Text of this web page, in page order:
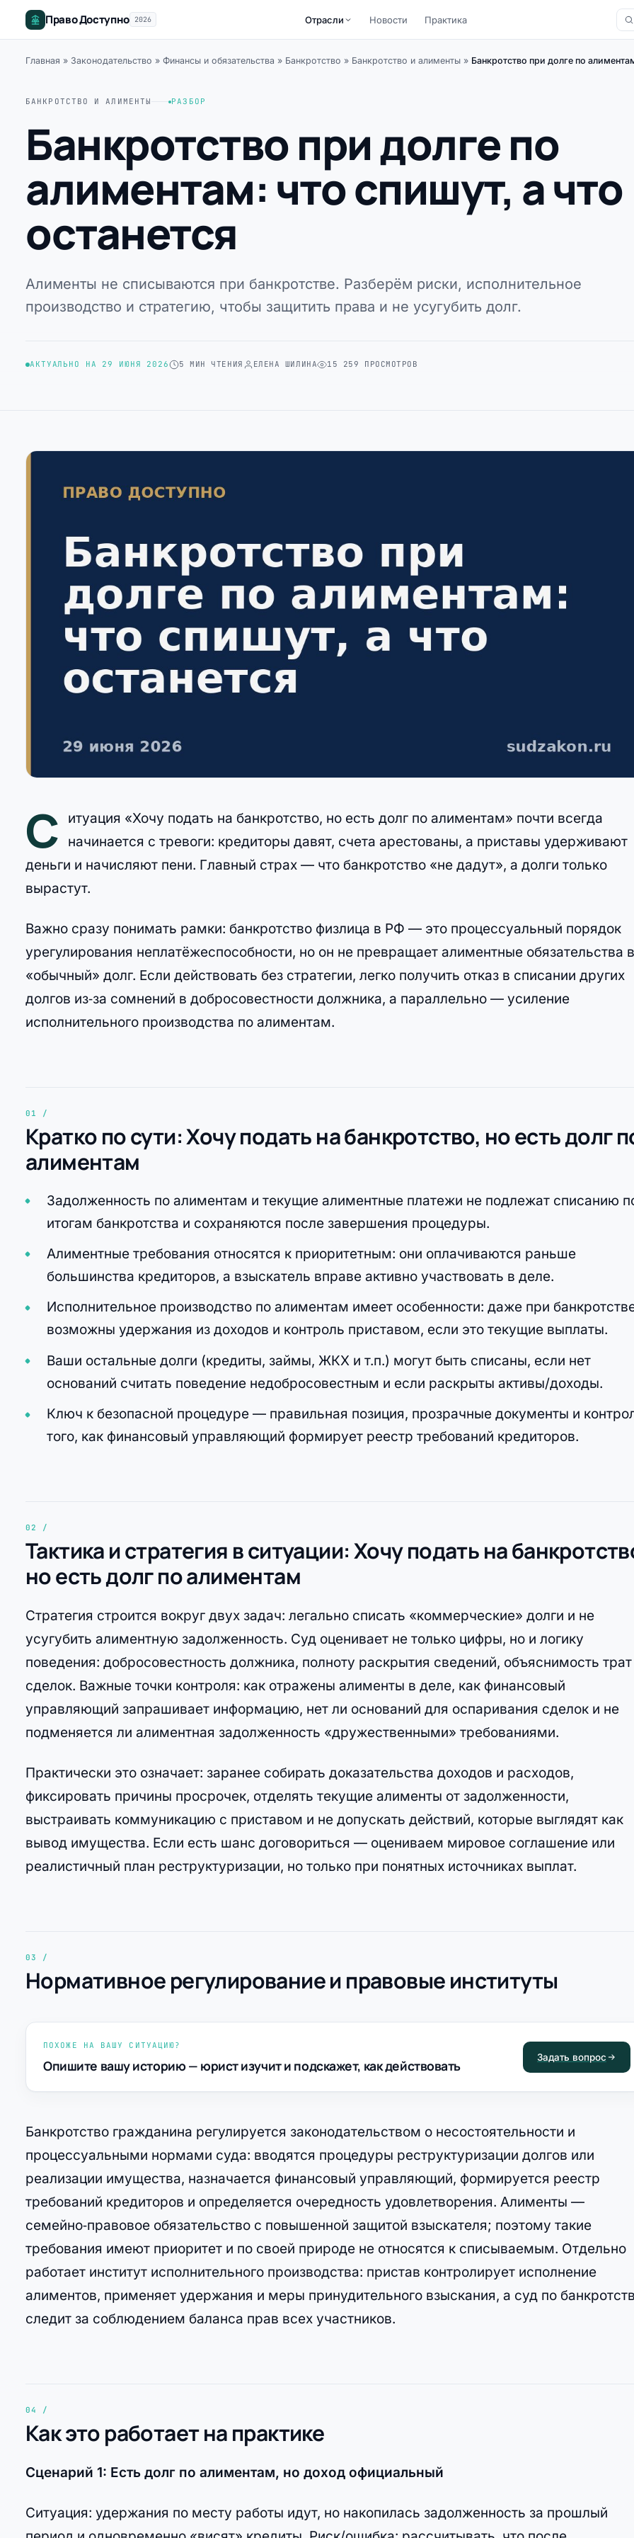
Право Доступно 2026 Отрасли Новости Практика
Главная » Законодательство » Финансы и обязательства » Банкротство » Банкротство и алименты » Банкротство при долге по
БАНКРОТСТВО И АЛИМЕНТЫ РАЗБОР
Банкротство при долге по
алиментам: что спишут, а что
останется
Алименты не списываются при банкротстве. Разберём риски, исполнительное
производство и стратегию, чтобы защитить права и не усугубить долг.
АКТУАЛЬНО НА 29 ИЮНЯ 2026 5 МИН ЧТЕНИЯ ЕЛЕНА ШИЛИНА 15 259 ПРОСМОТРОВ
С
итуация «Хочу подать на банкротство, но есть долг по алиментам» почти всегда
начинается с тревоги: кредиторы давят, счета арестованы, а приставы удерживают
деньги и начисляют пени. Главный страх — что банкротство «не дадут», а долги только
вырастут.
Важно сразу понимать рамки: банкротство физлица в РФ — это процессуальный порядок
урегулирования неплатёжеспособности, но он не превращает алиментные обязательства в
«обычный» долг. Если действовать без стратегии, легко получить отказ в списании других
долгов из‑за сомнений в добросовестности должника, а параллельно — усиление
исполнительного производства по алиментам.
Кратко по сути: Хочу подать на банкротство, но есть долг
алиментам
Задолженность по алиментам и текущие алиментные платежи не подлежат списанию
итогам банкротства и сохраняются после завершения процедуры.
Алиментные требования относятся к приоритетным: они оплачиваются раньше
большинства кредиторов, а взыскатель вправе активно участвовать в деле.
Исполнительное производство по алиментам имеет особенности: даже при
возможны удержания из доходов и контроль приставом, если это текущие выплаты.
Ваши остальные долги (кредиты, займы, ЖКХ и т.п.) могут быть списаны, если нет
оснований считать поведение недобросовестным и если раскрыты активы/доходы.
Ключ к безопасной процедуре — правильная позиция, прозрачные документы и
того, как финансовый управляющий формирует реестр требований кредиторов.
Тактика и стратегия в ситуации: Хочу подать на
но есть долг по алиментам
Стратегия строится вокруг двух задач: легально списать «коммерческие» долги и не
усугубить алиментную задолженность. Суд оценивает не только цифры, но и логику
поведения: добросовестность должника, полноту раскрытия сведений, объяснимость
сделок. Важные точки контроля: как отражены алименты в деле, как финансовый
управляющий запрашивает информацию, нет ли оснований для оспаривания сделок и не
подменяется ли алиментная задолженность «дружественными» требованиями.
Практически это означает: заранее собирать доказательства доходов и расходов,
фиксировать причины просрочек, отделять текущие алименты от задолженности,
выстраивать коммуникацию с приставом и не допускать действий, которые выглядят как
вывод имущества. Если есть шанс договориться — оцениваем мировое соглашение или
реалистичный план реструктуризации, но только при понятных источниках выплат.
Нормативное регулирование и правовые институты
ПОХОЖЕ НА ВАШУ СИТУАЦИЮ?
Опишите вашу историю — юрист изучит и подскажет, как действовать
Задать вопрос
Банкротство гражданина регулируется законодательством о несостоятельности и
процессуальными нормами суда: вводятся процедуры реструктуризации долгов или
реализации имущества, назначается финансовый управляющий, формируется реестр
требований кредиторов и определяется очередность удовлетворения. Алименты —
семейно‑правовое обязательство с повышенной защитой взыскателя; поэтому такие
требования имеют приоритет и по своей природе не относятся к списываемым. Отдельно
работает институт исполнительного производства: пристав контролирует исполнение
алиментов, применяет удержания и меры принудительного взыскания, а суд по
следит за соблюдением баланса прав всех участников.
Как это работает на практике
Сценарий 1: Есть долг по алиментам, но доход официальный
Ситуация: удержания по месту работы идут, но накопилась задолженность за прошлый